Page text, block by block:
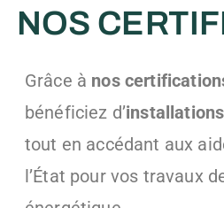
NOS
Grâce à nos
bénéficiez d’
tout en accédant aux
l’État pour vos travaux